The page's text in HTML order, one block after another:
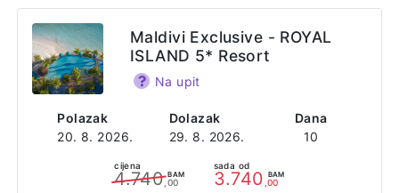
Polazak
20. 8. 2026.
Dolazak
29. 8. 2026.
Dana
10
Maldivi Exclusive - ROYAL
ISLAND 5* Resort
Na upit
cijena
4.740 BAM
,00
sada od
3.740 BAM
,00